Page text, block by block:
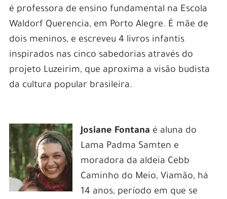
é professora de ensino fundamental na Escola
Waldorf Querencia, em Porto Alegre. É mãe de
dois meninos, e escreveu 4 livros infantis
inspirados nas cinco sabedorias através do
projeto Luzeirim, que aproxima a visão budista
da cultura popular brasileira.
Josiane Fontana é aluna do
Lama Padma Samten e
moradora da aldeia Cebb
Caminho do Meio, Viamão, há
14 anos, período em que se